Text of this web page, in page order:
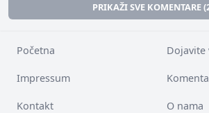
PRIKAŽI SVE KOMENTARE
Početna Dojavite
Impressum
Kontakt O nama